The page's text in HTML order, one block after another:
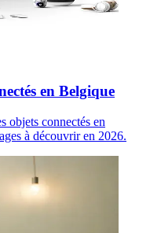
en Belgique
objets connectés en
à découvrir en 2026.